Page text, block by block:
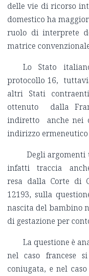
delle vie di ricorso
domestico ha
ruolo di interprete
matrice
Lo Stato
protocollo 16,
altri Stati
ottenuto dalla
indiretto anche nei
indirizzo
Degli
infatti traccia
resa dalla Corte di
12193, sulla
nascita del bambino
di gestazione per
La questione è
nel caso francese
coniugata, e nel